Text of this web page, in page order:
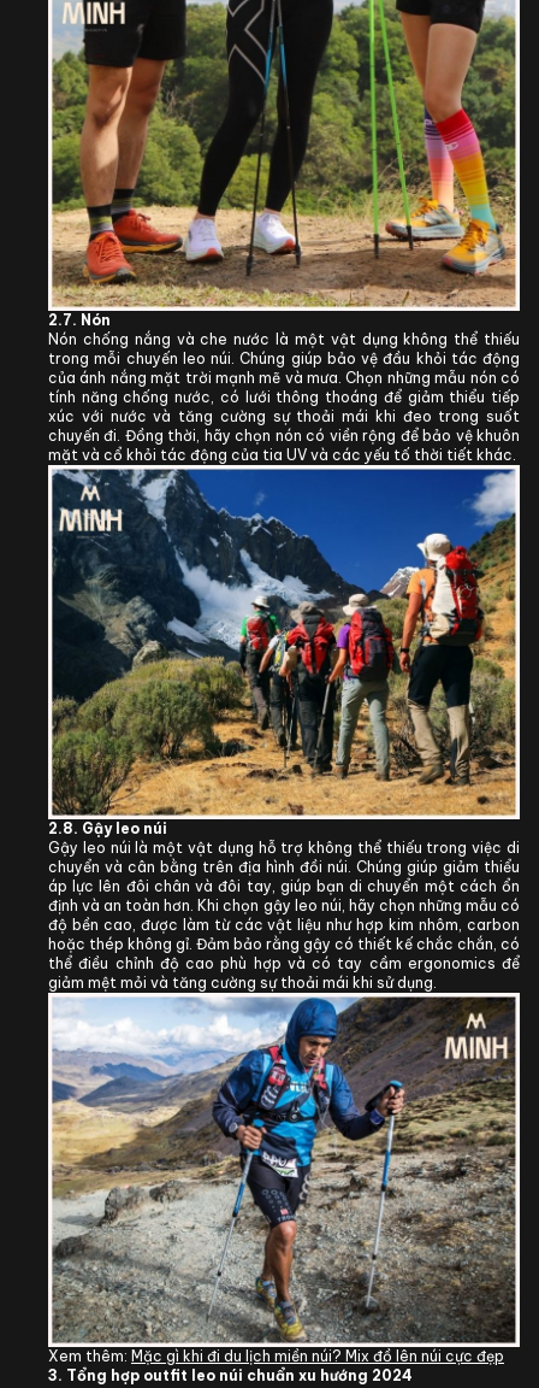
2.7. Nón
Nón chống nắng và che nước là một vật dụng không thể thiếu
trong mỗi chuyến leo núi. Chúng giúp bảo vệ đầu khỏi tác động
của ánh nắng mặt trời mạnh mẽ và mưa. Chọn những mẫu nón có
tính năng chống nước, có lưới thông thoáng để giảm thiểu tiếp
xúc với nước và tăng cường sự thoải mái khi đeo trong suốt
chuyến đi. Đồng thời, hãy chọn nón có viền rộng để bảo vệ khuôn
mặt và cổ khỏi tác động của tia UV và các yếu tố thời tiết khác.
2.8. Gậy leo núi
Gậy leo núi là một vật dụng hỗ trợ không thể thiếu trong việc di
chuyển và cân bằng trên địa hình đồi núi. Chúng giúp giảm thiểu
áp lực lên đôi chân và đôi tay, giúp bạn di chuyển một cách ổn
định và an toàn hơn. Khi chọn gậy leo núi, hãy chọn những mẫu có
độ bền cao, được làm từ các vật liệu như hợp kim nhôm, carbon
hoặc thép không gỉ. Đảm bảo rằng gậy có thiết kế chắc chắn, có
thể điều chỉnh độ cao phù hợp và có tay cầm ergonomics để
giảm mệt mỏi và tăng cường sự thoải mái khi sử dụng.
Xem thêm: Mặc gì khi đi du lịch miền núi? Mix đồ lên núi cực đẹp
3. Tổng hợp outfit leo núi chuẩn xu hướng 2024